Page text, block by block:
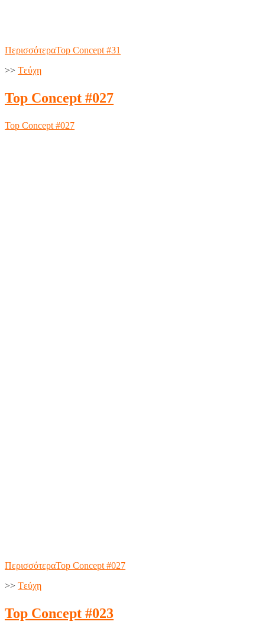
ΠερισσότεραTop Concept #31
>> Tεύχη
Top Concept #027
Top Concept #027
ΠερισσότεραTop Concept #027
>> Tεύχη
Top Concept #023